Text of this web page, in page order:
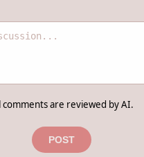
comments are reviewed by AI.
POST